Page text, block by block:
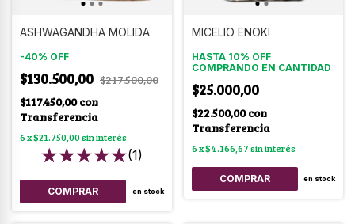
ASHWAGANDHA MOLIDA
-40% OFF
$130.500,00 $217.500,00
$117.450,00con
Transferencia
6x$21.750,00sin interés
(1)
COMPRAR en stock
MICELIO ENOKI
HASTA 10% OFF
COMPRANDO EN CANTIDAD
$25.000,00
$22.500,00con
Transferencia
6x$4.166,67sin interés
COMPRAR en stock